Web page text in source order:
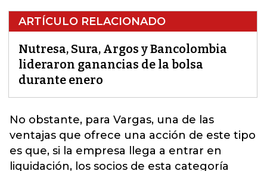
ARTÍCULO RELACIONADO
Nutresa, Sura, Argos y Bancolombia
lideraron ganancias de la bolsa
durante enero
No obstante, para Vargas, una de las
ventajas que ofrece una acción de este tipo
es que, si la empresa llega a entrar en
liquidación, los socios de esta categoría